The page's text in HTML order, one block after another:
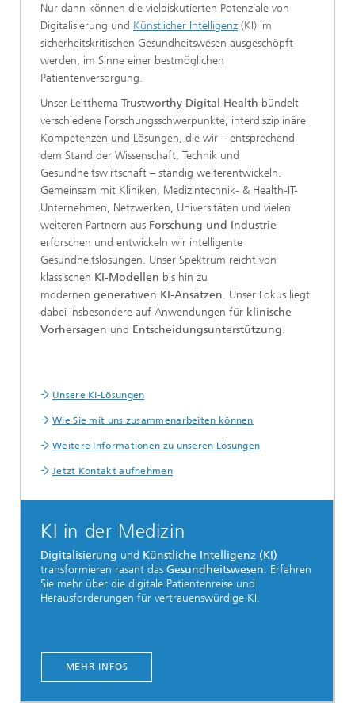
Nur dann können die vieldiskutierten Potenziale von
Digitalisierung und Künstlicher Intelligenz (KI) im
sicherheitskritischen Gesundheitswesen ausgeschöpft
werden, im Sinne einer bestmöglichen
Patientenversorgung.
Unser Leitthema Trustworthy Digital Health bündelt
verschiedene Forschungsschwerpunkte, interdisziplinäre
Kompetenzen und Lösungen, die wir – entsprechend
dem Stand der Wissenschaft, Technik und
Gesundheitswirtschaft – ständig weiterentwickeln.
Gemeinsam mit Kliniken, Medizintechnik- & Health-IT-
Unternehmen, Netzwerken, Universitäten und vielen
weiteren Partnern aus Forschung und Industrie
erforschen und entwickeln wir intelligente
Gesundheitslösungen. Unser Spektrum reicht von
klassischen KI-Modellen bis hin zu
modernen generativen KI-Ansätzen. Unser Fokus liegt
dabei insbesondere auf Anwendungen für klinische
Vorhersagen und Entscheidungsunterstützung.
Unsere KI-Lösungen
Wie Sie mit uns zusammenarbeiten können
Weitere Informationen zu unseren Lösungen
Jetzt Kontakt aufnehmen
KI in der Medizin
Digitalisierung und Künstliche Intelligenz (KI)
transformieren rasant das Gesundheitswesen. Erfahren
Sie mehr über die digitale Patientenreise und
Herausforderungen für vertrauenswürdige KI.
MEHR INFOS